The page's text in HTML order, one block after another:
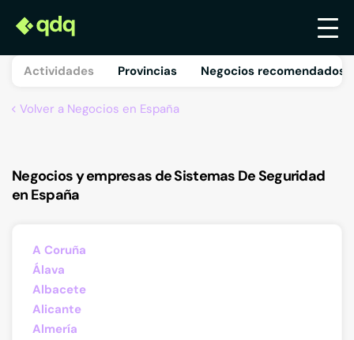
Actividades Provincias Negocios recomendados
Volver a Negocios en España
Negocios y empresas de Sistemas De Seguridad
en España
A Coruña
Álava
Albacete
Alicante
Almería